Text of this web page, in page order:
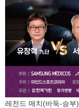
레전드 매치(바둑-승부)